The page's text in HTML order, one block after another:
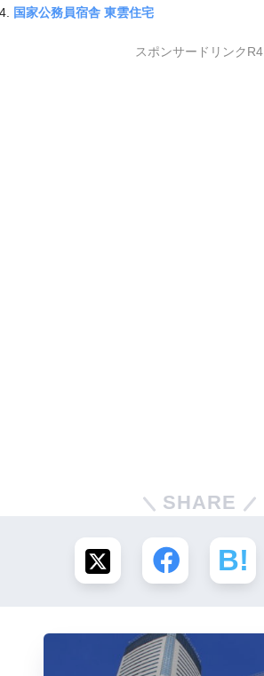
国家公務員宿舎 東雲住宅
スポンサードリンクR4
SHARE